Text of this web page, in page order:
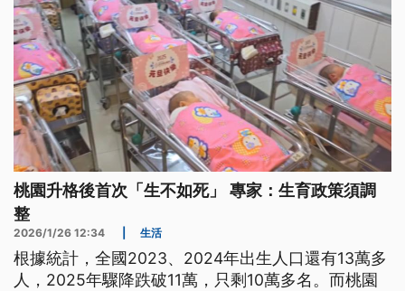
桃園升格後首次「生不如死」 專家：生育政策須調
整
2026/1/26 12:34 生活
根據統計，全國2023、2024年出生人口還有13萬多
人，2025年驟降跌破11萬，只剩10萬多名。而桃園